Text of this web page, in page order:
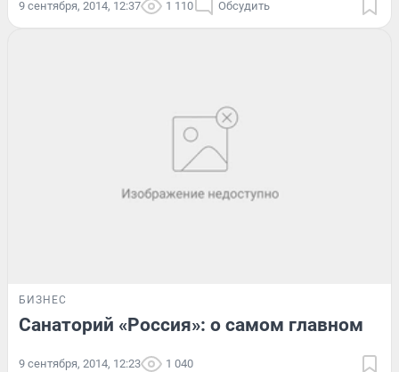
9 сентября, 2014, 12:37 1 110 Обсудить
БИЗНЕС
Санаторий «Россия»: о самом главном
9 сентября, 2014, 12:23 1 040